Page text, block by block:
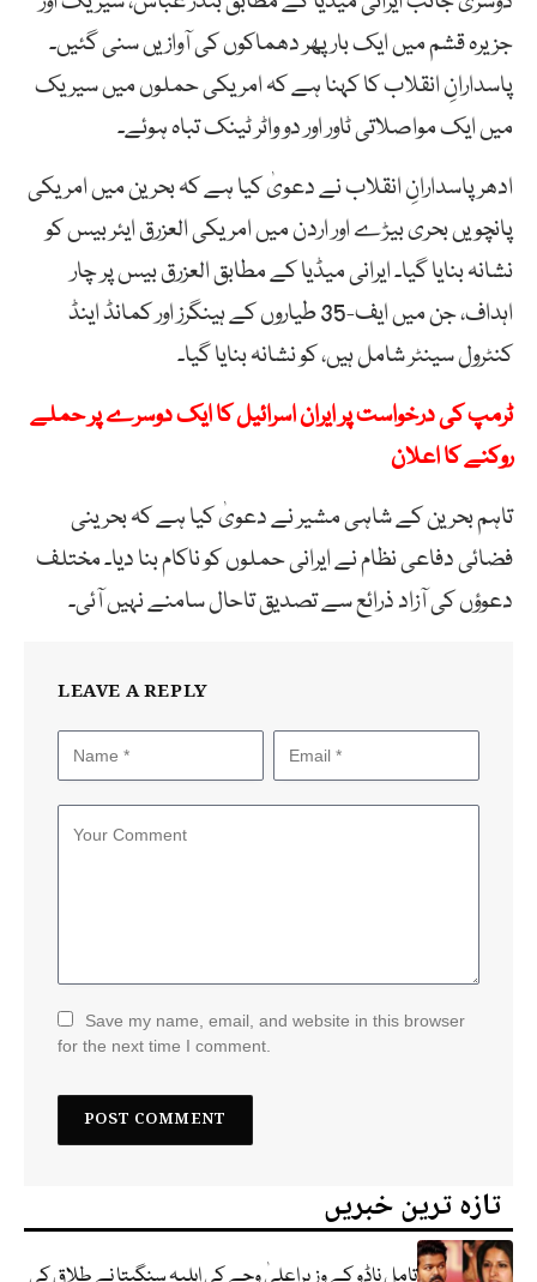
جزیرہ قشم میں ایک بار پھر دھماکوں کی آوازیں سنی گئیں۔
پاسدارانِ انقلاب کا کہنا ہے کہ امریکی حملوں میں سیریک
میں ایک مواصلاتی ٹاور اور دو واٹر ٹینک تباہ ہوئے۔
ادھر پاسدارانِ انقلاب نے دعویٰ کیا ہے کہ بحرین میں امریکی
پانچویں بحری بیڑے اور اردن میں امریکی العزرق ایئر بیس کو
نشانہ بنایا گیا۔ ایرانی میڈیا کے مطابق العزرق بیس پر چار
اہداف، جن میں ایف-35 طیاروں کے ہینگرز اور کمانڈ اینڈ
کنٹرول سینٹر شامل ہیں، کو نشانہ بنایا گیا۔
ٹرمپ کی درخواست پر ایران اسرائیل کا ایک دوسرے پر حملے
روکنے کا اعلان
تاہم بحرین کے شاہی مشیر نے دعویٰ کیا ہے کہ بحرینی
فضائی دفاعی نظام نے ایرانی حملوں کو ناکام بنا دیا۔ مختلف
دعوؤں کی آزاد ذرائع سے تصدیق تاحال سامنے نہیں آئی۔
LEAVE A REPLY
Save my name, email, and website in this browser
for the next time I comment.
تازہ ترین خبریں